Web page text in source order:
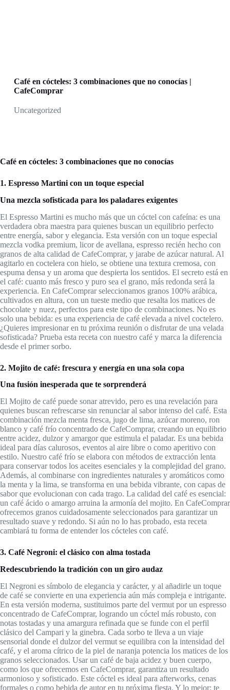
Café en cócteles: 3 combinaciones que no conocías |
CafeComprar
Uncategorized
Café en cócteles: 3 combinaciones que no conocías
1. Espresso Martini con un toque especial
Una mezcla sofisticada para los paladares exigentes
El Espresso Martini es mucho más que un cóctel con cafeína: es una
verdadera obra maestra para quienes buscan un equilibrio perfecto
entre energía, sabor y elegancia. Esta versión con un toque especial
mezcla vodka premium, licor de avellana, espresso recién hecho con
granos de alta calidad de CafeComprar, y jarabe de azúcar natural. Al
agitarlo en coctelera con hielo, se obtiene una textura cremosa, con
espuma densa y un aroma que despierta los sentidos. El secreto está en
el café: cuanto más fresco y puro sea el grano, más redonda será la
experiencia. En CafeComprar seleccionamos granos 100% arábica,
cultivados en altura, con un tueste medio que resalta los matices de
chocolate y nuez, perfectos para este tipo de combinaciones. No es
solo una bebida: es una experiencia de café elevada a nivel coctelero.
¿Quieres impresionar en tu próxima reunión o disfrutar de una velada
sofisticada? Prueba esta receta con nuestro café y marca la diferencia
desde el primer sorbo.
2. Mojito de café: frescura y energía en una sola copa
Una fusión inesperada que te sorprenderá
El Mojito de café puede sonar atrevido, pero es una revelación para
quienes buscan refrescarse sin renunciar al sabor intenso del café. Esta
combinación mezcla menta fresca, jugo de lima, azúcar moreno, ron
blanco y café frío concentrado de CafeComprar, creando un equilibrio
entre acidez, dulzor y amargor que estimula el paladar. Es una bebida
ideal para días calurosos, eventos al aire libre o como aperitivo con
estilo. Nuestro café frío se elabora con métodos de extracción lenta
para conservar todos los aceites esenciales y la complejidad del grano.
Además, al combinarse con ingredientes naturales y aromáticos como
la menta y la lima, se transforma en una bebida vibrante, con capas de
sabor que evolucionan con cada trago. La calidad del café es esencial:
un café ácido o amargo arruina la armonía del mojito. En CafeComprar
ofrecemos granos cuidadosamente seleccionados para garantizar un
resultado suave y redondo. Si aún no lo has probado, esta receta
cambiará tu forma de entender los cócteles con café.
3. Café Negroni: el clásico con alma tostada
Redescubriendo la tradición con un giro audaz
El Negroni es símbolo de elegancia y carácter, y al añadirle un toque
de café se convierte en una experiencia aún más compleja e intrigante.
En esta versión moderna, sustituimos parte del vermut por un espresso
concentrado de CafeComprar, logrando un cóctel más robusto, con
notas tostadas y una amargura refinada que se funde con el perfil
clásico del Campari y la ginebra. Cada sorbo te lleva a un viaje
sensorial donde el dulzor del vermut se equilibra con la intensidad del
café, y el aroma cítrico de la piel de naranja potencia los matices de los
granos seleccionados. Usar un café de baja acidez y buen cuerpo,
como los que ofrecemos en CafeComprar, garantiza un resultado
armonioso y sofisticado. Este cóctel es ideal para afterworks, cenas
formales o como bebida de autor en tu próxima fiesta. Y lo mejor: te